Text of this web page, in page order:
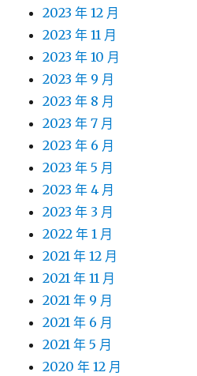
2023 年 12 月
2023 年 11 月
2023 年 10 月
2023 年 9 月
2023 年 8 月
2023 年 7 月
2023 年 6 月
2023 年 5 月
2023 年 4 月
2023 年 3 月
2022 年 1 月
2021 年 12 月
2021 年 11 月
2021 年 9 月
2021 年 6 月
2021 年 5 月
2020 年 12 月